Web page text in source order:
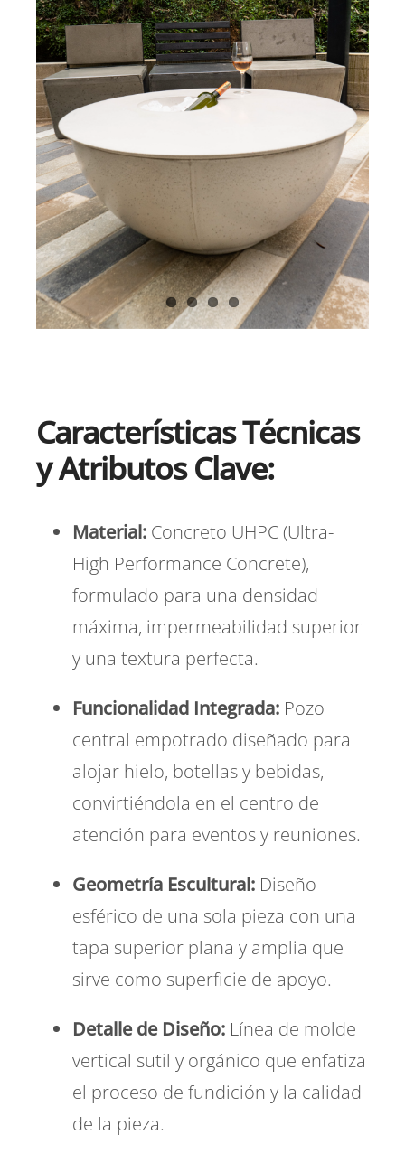
Características Técnicas
y Atributos Clave:
Material:Concreto UHPC (Ultra-
High Performance Concrete),
formulado para una densidad
máxima, impermeabilidad superior
y una textura perfecta.
Funcionalidad Integrada:Pozo
central empotrado diseñado para
alojar hielo, botellas y bebidas,
convirtiéndola en el centro de
atención para eventos y reuniones.
Geometría Escultural:Diseño
esférico de una sola pieza con una
tapa superior plana y amplia que
sirve como superficie de apoyo.
Detalle de Diseño:Línea de molde
vertical sutil y orgánico que enfatiza
el proceso de fundición y la calidad
de la pieza.